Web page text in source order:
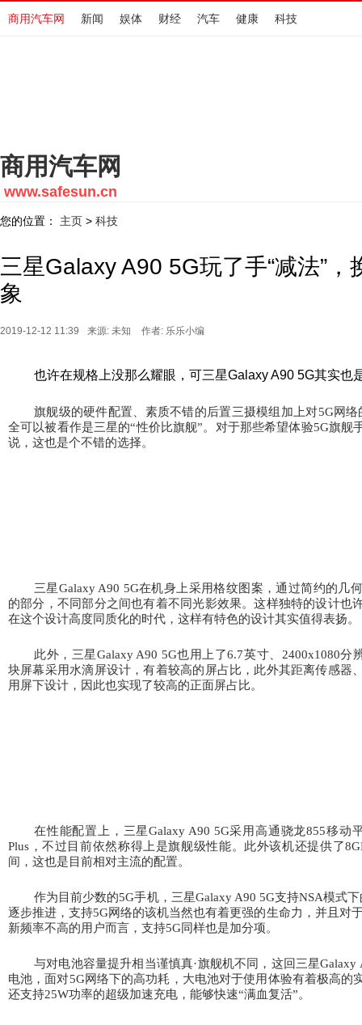
商用汽车网 新闻 娱体 财经 汽车 健康 科技
商用汽车网
www.safesun.cn
您的位置： 主页 > 科技
三星Galaxy A90 5G玩了手“减法”
象
2019-12-12 11:39 来源: 未知 作者: 乐乐小编
也许在规格上没那么耀眼，可三星Galaxy A90 5G其实也
旗舰级的硬件配置、素质不错的后置三摄模组加上对5G网络
全可以被看作是三星的“性价比旗舰”。对于那些希望体验5G旗舰
说，这也是个不错的选择。
三星Galaxy A90 5G在机身上采用格纹图案，通过简约的几
的部分，不同部分之间也有着不同光影效果。这样独特的设计也
在这个设计高度同质化的时代，这样有特色的设计其实值得表扬。
此外，三星Galaxy A90 5G也用上了6.7英寸、2400x1080分
块屏幕采用水滴屏设计，有着较高的屏占比，此外其距离传感器
用屏下设计，因此也实现了较高的正面屏占比。
在性能配置上，三星Galaxy A90 5G采用高通骁龙855移动
Plus ，不过目前依然称得上是旗舰级性能。此外该机还提供了
间，这也是目前相对主流的配置。
作为目前少数的5G手机，三星Galaxy A90 5G支持NSA模式下
逐步推进，支持5G网络的该机当然也有着更强的生命力，并且对
新频率不高的用户而言，支持5G同样也是加分项。
与对电池容量提升相当谨慎真·旗舰机不同，这回三星Galaxy
电池，面对5G网络下的高功耗，大电池对于使用体验有着极高的
还支持25W功率的超级加速充电，能够快速“满血复活”。